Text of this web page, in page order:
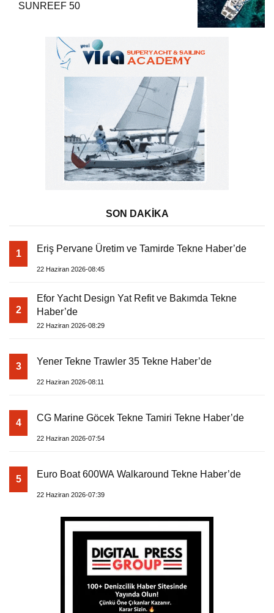
SUNREEF 50
SON DAKİKA
1 Eriş Pervane Üretim ve Tamirde Tekne Haber’de
22 Haziran 2026-08:45
2
Efor Yacht Design Yat Refit ve Bakımda Tekne
Haber’de
22 Haziran 2026-08:29
3 Yener Tekne Trawler 35 Tekne Haber’de
22 Haziran 2026-08:11
4 CG Marine Göcek Tekne Tamiri Tekne Haber’de
22 Haziran 2026-07:54
5 Euro Boat 600WA Walkaround Tekne Haber’de
22 Haziran 2026-07:39